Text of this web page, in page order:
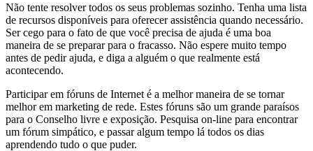
Não tente resolver todos os seus problemas sozinho. Tenha uma lista
de recursos disponíveis para oferecer assistência quando necessário.
Ser cego para o fato de que você precisa de ajuda é uma boa
maneira de se preparar para o fracasso. Não espere muito tempo
antes de pedir ajuda, e diga a alguém o que realmente está
acontecendo.
Participar em fóruns de Internet é a melhor maneira de se tornar
melhor em marketing de rede. Estes fóruns são um grande paraísos
para o Conselho livre e exposição. Pesquisa on-line para encontrar
um fórum simpático, e passar algum tempo lá todos os dias
aprendendo tudo o que puder.